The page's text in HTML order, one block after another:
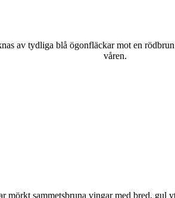
av tydliga blå ögonfläckar mot en
våren.
mörkt sammetsbruna vingar med bred, gul